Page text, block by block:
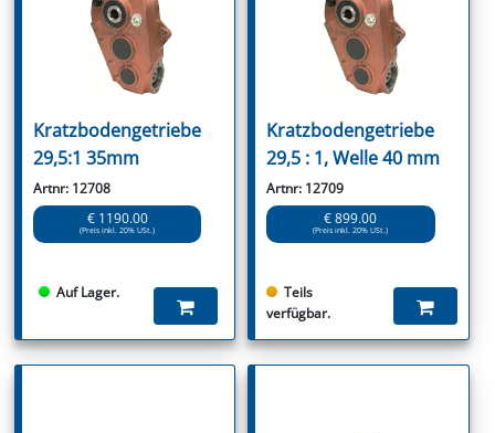
Kratzbodengetriebe
29,5:1 35mm
Artnr: 12708
€ 1190.00
(Preis inkl. 20% USt.)
Auf Lager.
Kratzbodengetriebe
29,5 : 1, Welle 40 mm
Artnr: 12709
€ 899.00
(Preis inkl. 20% USt.)
Teils
verfügbar.